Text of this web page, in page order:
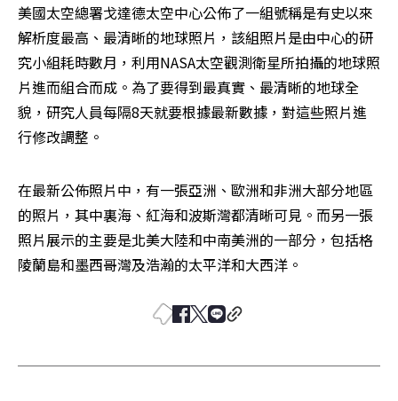
美國太空總署戈達德太空中心公佈了一組號稱是有史以來
解析度最高、最清晰的地球照片，該組照片是由中心的研
究小組耗時數月，利用NASA太空觀測衛星所拍攝的地球照
片進而組合而成。為了要得到最真實、最清晰的地球全
貌，研究人員每隔8天就要根據最新數據，對這些照片進
行修改調整。
在最新公佈照片中，有一張亞洲、歐洲和非洲大部分地區
的照片，其中裏海、紅海和波斯灣都清晰可見。而另一張
照片展示的主要是北美大陸和中南美洲的一部分，包括格
陵蘭島和墨西哥灣及浩瀚的太平洋和大西洋。